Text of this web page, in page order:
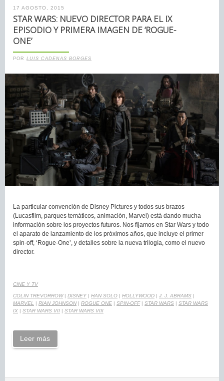
17 AGOSTO, 2015
STAR WARS: NUEVO DIRECTOR PARA EL IX
EPISODIO Y PRIMERA IMAGEN DE ‘ROGUE-
ONE’
POR LUIS CADENAS BORGES
La particular convención de Disney Pictures y todos sus brazos
(Lucasfilm, parques temáticos, animación, Marvel) está dando mucha
información sobre los proyectos futuros. Nos fijamos en Star Wars y todo
el aparato de lanzamiento de los próximos años, que incluye el primer
spin-off, ‘Rogue-One’, y detalles sobre la nueva trilogía, como el nuevo
director.
CINE Y TV
COLIN TREVORROW| DISNEY | HAN SOLO | HOLLYWOOD | J. J. ABRAMS |
MARVEL | RIAN JOHNSON | ROGUE ONE | SPIN-OFF| STAR WARS | STAR WARS
IX | STAR WARS VII | STAR WARS VIII
Leer más